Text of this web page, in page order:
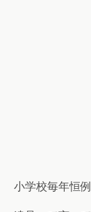
小学校毎年恒